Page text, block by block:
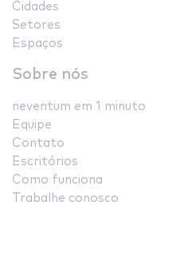
Cidades
Setores
Espaços
Sobre nós
neventum em 1 minuto
Equipe
Contato
Escritórios
Como funciona
Trabalhe conosco